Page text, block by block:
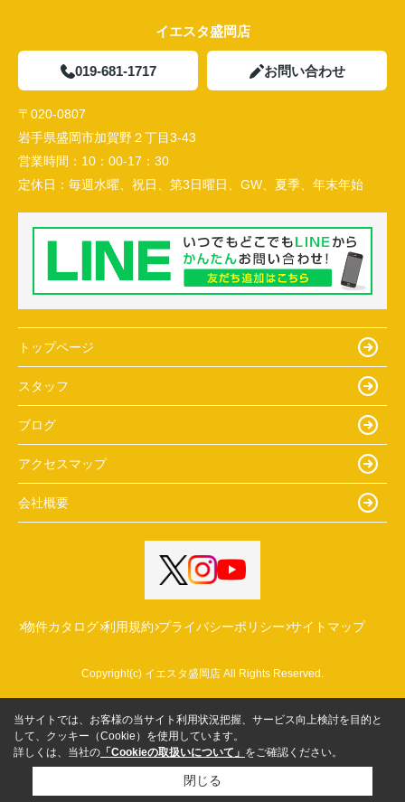
イエスタ盛岡店
019-681-1717 お問い合わせ
〒020-0807
岩手県盛岡市加賀野２丁目3-43
営業時間： 10：00-17：30
定休日： 毎週水曜、祝日、第3日曜日、GW、夏季、年末年始
トップページ
スタッフ
ブログ
アクセスマップ
会社概要
物件カタログ 利用規約 プライバシーポリシー サイトマップ
Copyright(c) イエスタ盛岡店 All Rights Reserved.
当サイトでは、お客様の当サイト利用状況把握、サービス向上検討を目的と
して、クッキー（Cookie）を使用しています。
詳しくは、当社の 「Cookieの取扱いについて」 をご確認ください。
閉じる